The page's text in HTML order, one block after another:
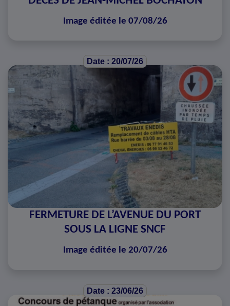
Image éditée le 07/08/26
Date : 20/07/26
FERMETURE DE L’AVENUE DU PORT
SOUS LA LIGNE SNCF
Image éditée le 20/07/26
Date : 23/06/26